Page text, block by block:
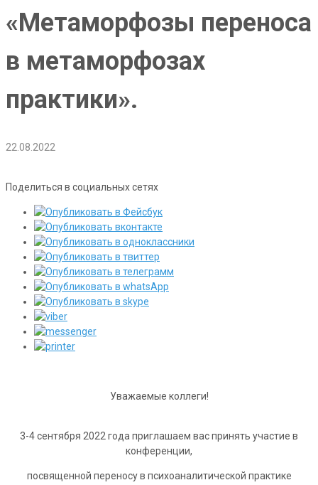
«Метаморфозы переноса
в метаморфозах
практики».
22.08.2022
Поделиться в социальных сетях
Уважаемые коллеги!
3-4 сентября 2022 года приглашаем вас принять участие в
конференции,
посвященной переносу в психоаналитической практике